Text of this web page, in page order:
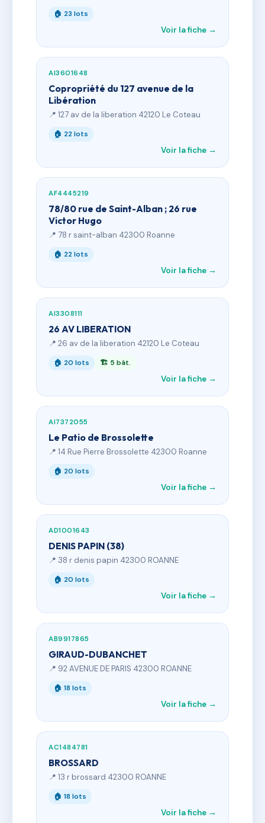
🏠 23 lots
Voir la fiche →
AI3601648
Copropriété du 127 avenue de la
Libération
📍 127 av de la liberation 42120 Le Coteau
🏠 22 lots
Voir la fiche →
AF4445219
78/80 rue de Saint-Alban ; 26 rue
Victor Hugo
📍 78 r saint-alban 42300 Roanne
🏠 22 lots
Voir la fiche →
AI3308111
26 AV LIBERATION
📍 26 av de la liberation 42120 Le Coteau
🏠 20 lots 🏗 5 bât.
Voir la fiche →
AI7372055
Le Patio de Brossolette
📍 14 Rue Pierre Brossolette 42300 Roanne
🏠 20 lots
Voir la fiche →
AD1001643
DENIS PAPIN (38)
📍 38 r denis papin 42300 ROANNE
🏠 20 lots
Voir la fiche →
AB9917865
GIRAUD-DUBANCHET
📍 92 AVENUE DE PARIS 42300 ROANNE
🏠 18 lots
Voir la fiche →
AC1484781
BROSSARD
📍 13 r brossard 42300 ROANNE
🏠 18 lots
Voir la fiche →